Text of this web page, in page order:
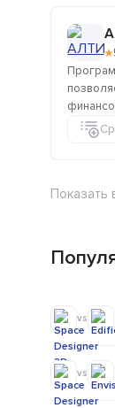
★
Показать
vs
vs